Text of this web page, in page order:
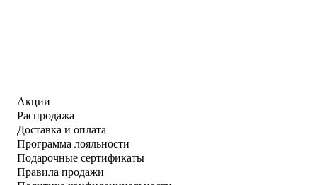
Акции
Распродажа
Доставка и оплата
Программа лояльности
Подарочные сертификаты
Правила продажи